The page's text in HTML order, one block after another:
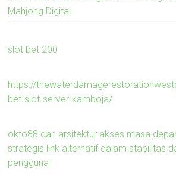
Mahjong Digital
slot bet 200
https://
bet-slot-server-kamboja/
okto88 dan arsitektur akses masa
strategis link alternatif dalam stabilitas
pengguna